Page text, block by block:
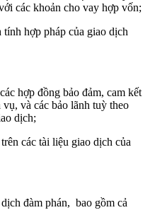
các khoản cho vay hợp vốn;
hợp pháp của giao dịch
hợp đồng bảo đảm, cam kết
và các bảo lãnh tuỳ theo
dịch;
các tài liệu giao dịch của
đàm phán, bao gồm cả